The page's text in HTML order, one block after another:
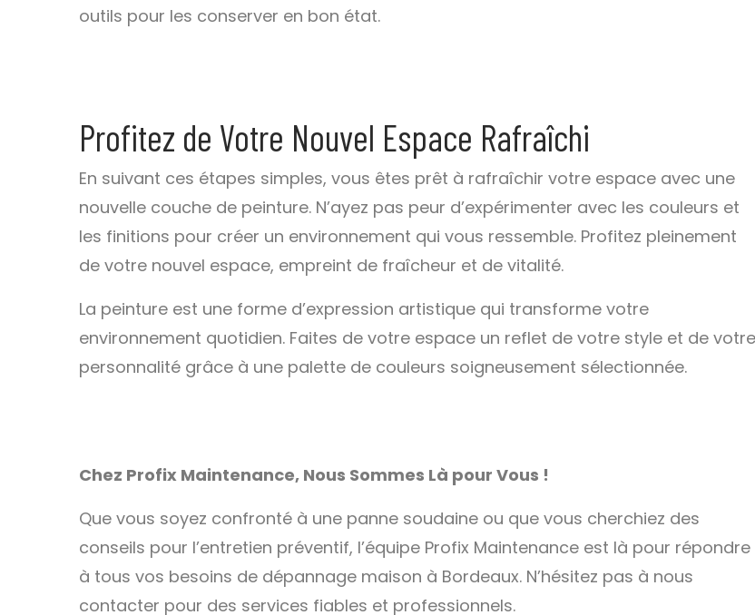
outils pour les conserver en bon état.
Profitez de Votre Nouvel Espace Rafraîchi
En suivant ces étapes simples, vous êtes prêt à rafraîchir votre espace avec une
nouvelle couche de peinture. N’ayez pas peur d’expérimenter avec les couleurs et
les finitions pour créer un environnement qui vous ressemble. Profitez pleinement
de votre nouvel espace, empreint de fraîcheur et de vitalité.
La peinture est une forme d’expression artistique qui transforme votre
environnement quotidien. Faites de votre espace un reflet de votre style et de votre
personnalité grâce à une palette de couleurs soigneusement sélectionnée.
Chez Profix Maintenance, Nous Sommes Là pour Vous !
Que vous soyez confronté à une panne soudaine ou que vous cherchiez des
conseils pour l’entretien préventif, l’équipe Profix Maintenance est là pour répondre
à tous vos besoins de dépannage maison à Bordeaux. N’hésitez pas à nous
contacter pour des services fiables et professionnels.